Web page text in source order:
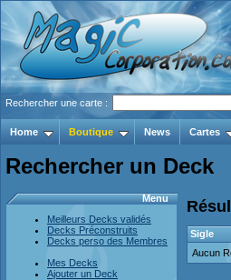
Rechercher une carte :
Home Boutique News Cartes
Rechercher un Deck
Menu
Meilleurs Decks validés
Decks Préconstruits
Decks perso des Membres
Mes Decks
Ajouter un Deck
Sigle
Aucun